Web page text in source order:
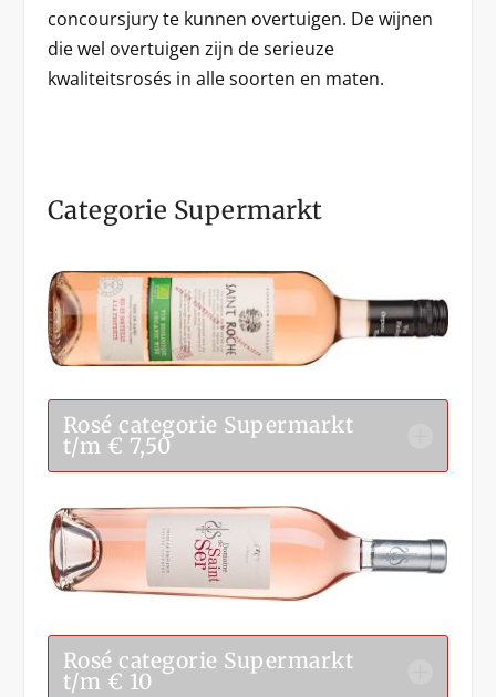
concoursjury te kunnen overtuigen. De wijnen
die wel overtuigen zijn de serieuze
kwaliteitsrosés in alle soorten en maten.
Categorie Supermarkt
Rosé categorie Supermarkt
t/m € 7,50
Rosé categorie Supermarkt
t/m € 10